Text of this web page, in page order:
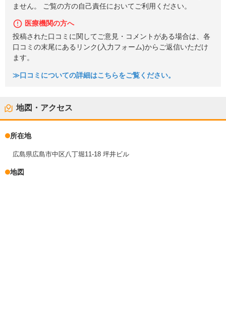
ません。 ご覧の方の自己責任においてご利用ください。
医療機関の方へ
投稿された口コミに関してご意見・コメントがある場合は、各
口コミの末尾にあるリンク(入力フォーム)からご返信いただけ
ます。
≫口コミについての詳細はこちらをご覧ください。
地図・アクセス
所在地
広島県広島市中区八丁堀11-18 坪井ビル
地図